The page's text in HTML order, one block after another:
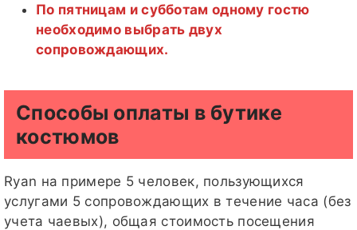
По пятницам и субботам одному гостю
необходимо выбрать двух
сопровождающих.
Способы оплаты в бутике
костюмов
Ryan на примере 5 человек, пользующихся
услугами 5 сопровождающих в течение часа (без
учета чаевых), общая стоимость посещения